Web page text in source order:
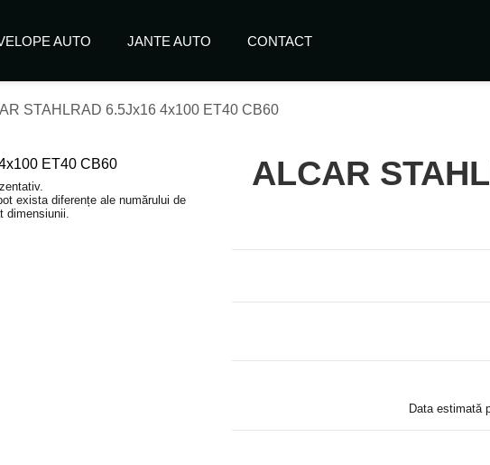
AUTO JANTE AUTO CONTACT
STAHLRAD 6.5Jx16 4x100 ET40 CB60
exista diferențe ale numărului de
dimensiunii.
ALCAR
Data estimată